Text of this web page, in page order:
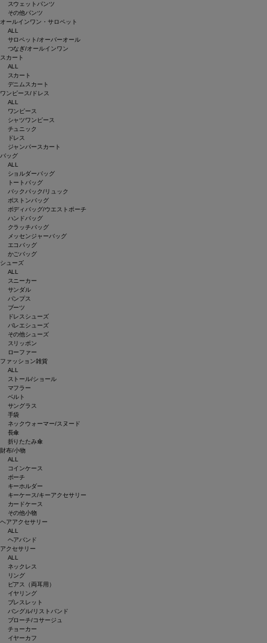
スウェットパンツ
その他パンツ
オールインワン・サロペット
ALL
サロペット/オーバーオール
つなぎ/オールインワン
スカート
ALL
スカート
デニムスカート
ワンピース/ドレス
ALL
ワンピース
シャツワンピース
チュニック
ドレス
ジャンパースカート
バッグ
ALL
ショルダーバッグ
トートバッグ
バックパック/リュック
ボストンバッグ
ボディバッグ/ウエストポーチ
ハンドバッグ
クラッチバッグ
メッセンジャーバッグ
エコバッグ
かごバッグ
シューズ
ALL
スニーカー
サンダル
パンプス
ブーツ
ドレスシューズ
バレエシューズ
その他シューズ
スリッポン
ローファー
ファッション雑貨
ALL
ストール/ショール
マフラー
ベルト
サングラス
手袋
ネックウォーマー/スヌード
長傘
折りたたみ傘
財布/小物
ALL
コインケース
ポーチ
キーホルダー
キーケース/キーアクセサリー
カードケース
その他小物
ヘアアクセサリー
ALL
ヘアバンド
アクセサリー
ALL
ネックレス
リング
ピアス（両耳用）
イヤリング
ブレスレット
バングル/リストバンド
ブローチ/コサージュ
チョーカー
イヤーカフ